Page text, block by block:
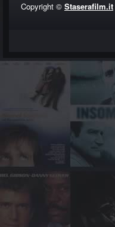
Copyright © Staserafilm.it